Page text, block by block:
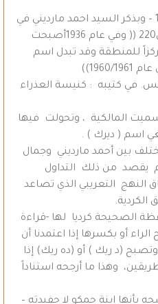
1- كتاب المالكية – ديرك ص 102 – وبذكر السيد احمد مارديني في
كتابه محافظة الحسكة …. ص220 (( وفي عام 1936أصبحت
للمنطقة وقد تبدل اسم
في كتيبه : كنيسة العذراء
وزاري سميت المالكية ، وتحولت فيها
اسم ( ديرك ) .
بين أحمد مارديني وجمال
يقصد من ذلك التداول
التعريبي الذي تصاعد
الكردية.
الصحيحة كرديا لها -قراءة
أو بكسرها إذا اعتمدنا أن
وتصبح (د ريك ) أو (ده ريك) إذا
وهذا ما أرجحه استناداً
بأنها ابنة حمكو لا حفيدته –